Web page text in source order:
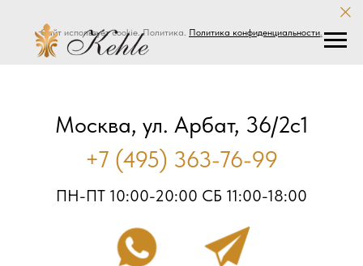
Сайт использует cookie. Политика. Политика конфиденциальности.
+7 (495) 363-76-99
ПН-ПТ 10:00-20:00 СБ 11:00-18:00